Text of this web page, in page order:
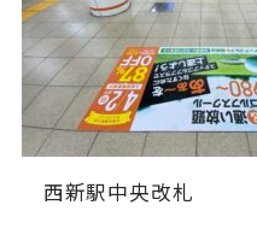
西新駅中央改札